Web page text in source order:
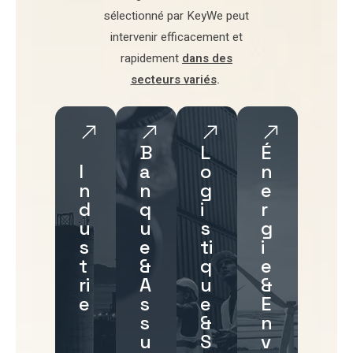
sélectionné par KeyWe peut
intervenir efficacement et
rapidement dans des
secteurs variés.
I
n
d
u
s
t
ri
e
B
a
n
q
u
e
&
A
s
s
u
L
o
g
i
s
ti
q
u
e
&
S
É
n
e
r
g
i
e
&
E
n
v